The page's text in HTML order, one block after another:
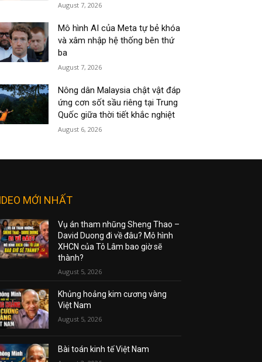
August 7, 2026
Mô hình AI của Meta tự bẻ khóa
và xâm nhập hệ thống bên thứ
ba
August 7, 2026
Nông dân Malaysia chật vật đáp
ứng cơn sốt sầu riêng tại Trung
Quốc giữa thời tiết khắc nghiệt
August 6, 2026
MỚI NHẤT
Vụ án tham nhũng Sheng Thao –
David Duong đi về đâu? Mô hình
XHCN của Tô Lâm bao giờ sẽ
thành?
August 5, 2026
Khủng hoảng kim cương vàng
Việt Nam
August 5, 2026
Bài toán kinh tế Việt Nam